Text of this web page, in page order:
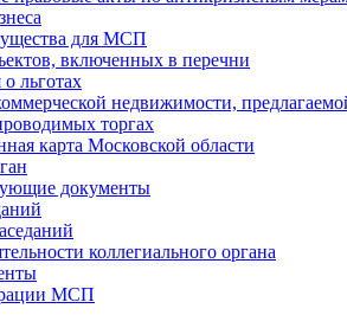
для МСП
включенных в перечни
льготах
недвижимости,
торгах
карта Московской области
документы
коллегиального органа
МСП